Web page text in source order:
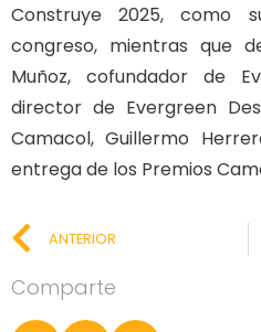
Construye 2025, como
congreso, mientras que
Muñoz, cofundador de
director de Evergreen
Camacol, Guillermo
entrega de los Premios
ANTERIOR
Comparte